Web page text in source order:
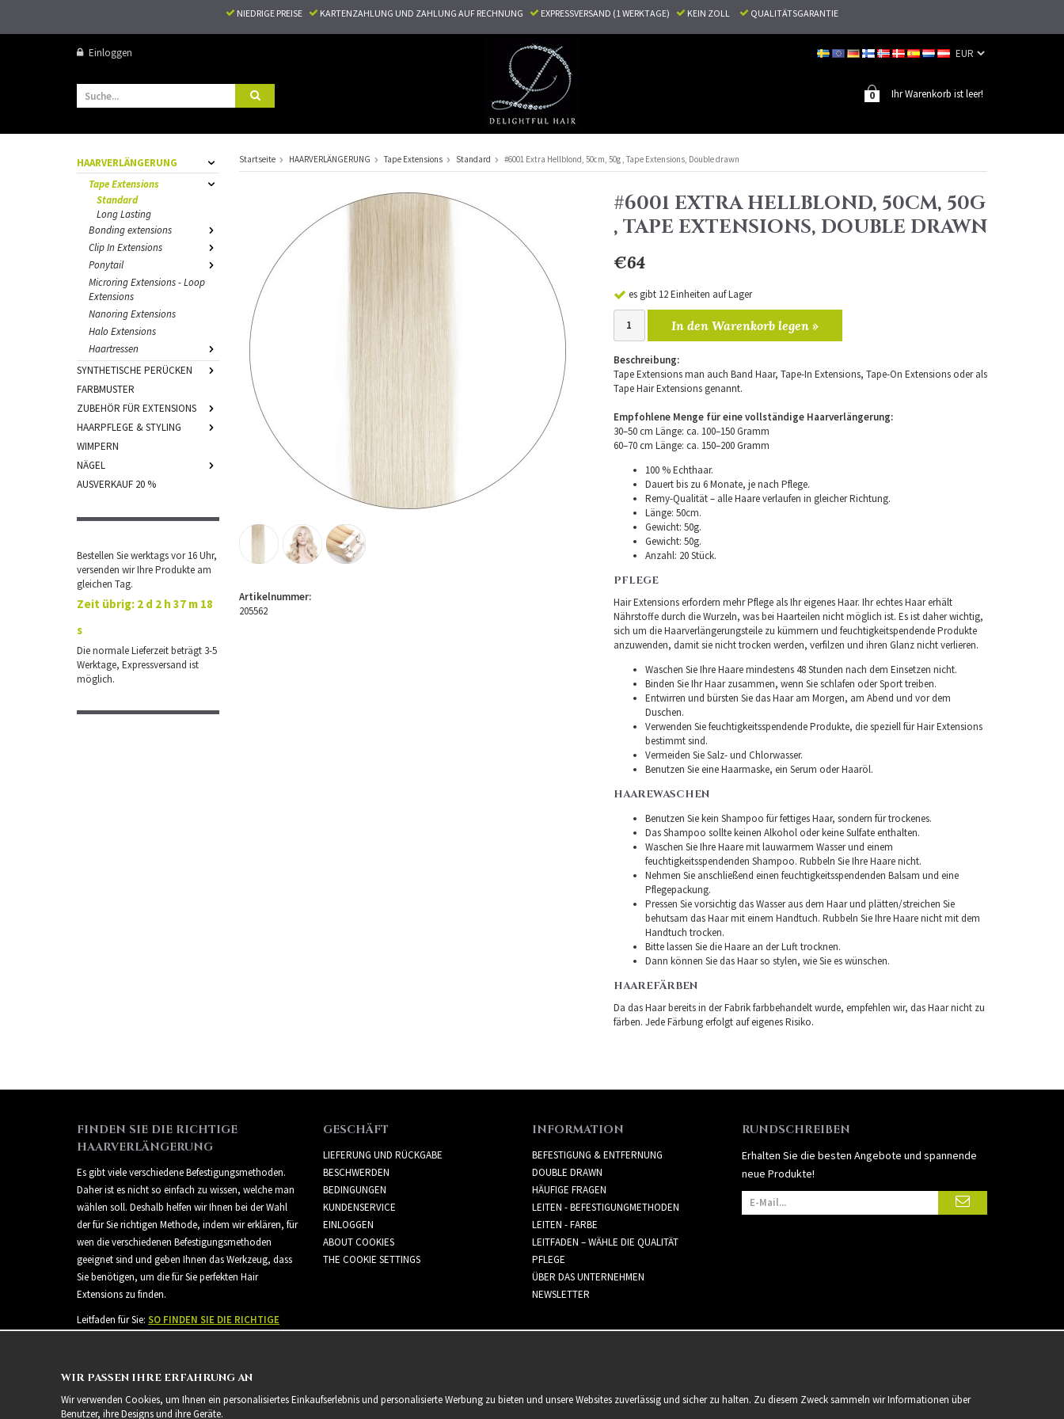
NIEDRIGE PREISE KARTENZAHLUNG UND ZAHLUNG AUF RECHNUNG EXPRESSVERSAND (1 WERKTAGE) KEIN ZOLL QUALITÄTSGARANTIE
Einloggen
Ihr Warenkorb ist leer!
0
HAARVERLÄNGERUNG
Tape Extensions
Standard
Long Lasting
Bonding extensions
Clip In Extensions
Ponytail
Microring Extensions - Loop
Extensions
Nanoring Extensions
Halo Extensions
Haartressen
SYNTHETISCHE PERÜCKEN
FARBMUSTER
ZUBEHÖR FÜR EXTENSIONS
HAARPFLEGE & STYLING
WIMPERN
NÄGEL
AUSVERKAUF 20 %
Bestellen Sie werktags vor 16 Uhr,
versenden wir Ihre Produkte am
gleichen Tag.
Zeit übrig: 2 d 2 h 37 m 17
s
Die normale Lieferzeit beträgt 3-5
Werktage, Expressversand ist
möglich.
Startseite HAARVERLÄNGERUNG Tape Extensions Standard #6001 Extra Hellblond, 50cm, 50g , Tape Extensions, Double drawn
#6001 EXTRA HELLBLOND, 50CM, 50G
, TAPE EXTENSIONS, DOUBLE DRAWN
€64
es gibt 12 Einheiten auf Lager
In den Warenkorb legen »
Beschreibung:
Tape Extensions man auch Band Haar, Tape-In Extensions, Tape-On Extensions oder als
Tape Hair Extensions genannt.
Empfohlene Menge für eine vollständige Haarverlängerung:
30–50 cm Länge: ca. 100–150 Gramm
60–70 cm Länge: ca. 150–200 Gramm
100 % Echthaar.
Dauert bis zu 6 Monate, je nach Pflege.
Remy-Qualität – alle Haare verlaufen in gleicher Richtung.
Länge: 50cm.
Gewicht: 50g.
Gewicht: 50g.
Anzahl: 20 Stück.
PFLEGE
Hair Extensions erfordern mehr Pflege als Ihr eigenes Haar. Ihr echtes Haar erhält
Nährstoffe durch die Wurzeln, was bei Haarteilen nicht möglich ist. Es ist daher wichtig,
sich um die Haarverlängerungsteile zu kümmern und feuchtigkeitspendende Produkte
anzuwenden, damit sie nicht trocken werden, verfilzen und ihren Glanz nicht verlieren.
Waschen Sie Ihre Haare mindestens 48 Stunden nach dem Einsetzen nicht.
Binden Sie Ihr Haar zusammen, wenn Sie schlafen oder Sport treiben.
Entwirren und bürsten Sie das Haar am Morgen, am Abend und vor dem
Duschen.
Verwenden Sie feuchtigkeitsspendende Produkte, die speziell für Hair Extensions
bestimmt sind.
Vermeiden Sie Salz- und Chlorwasser.
Benutzen Sie eine Haarmaske, ein Serum oder Haaröl.
HAAREWASCHEN
Benutzen Sie kein Shampoo für fettiges Haar, sondern für trockenes.
Das Shampoo sollte keinen Alkohol oder keine Sulfate enthalten.
Waschen Sie Ihre Haare mit lauwarmem Wasser und einem
feuchtigkeitsspendenden Shampoo. Rubbeln Sie Ihre Haare nicht.
Nehmen Sie anschließend einen feuchtigkeitsspendenden Balsam und eine
Pflegepackung.
Pressen Sie vorsichtig das Wasser aus dem Haar und plätten/streichen Sie
behutsam das Haar mit einem Handtuch. Rubbeln Sie Ihre Haare nicht mit dem
Handtuch trocken.
Bitte lassen Sie die Haare an der Luft trocknen.
Dann können Sie das Haar so stylen, wie Sie es wünschen.
HAAREFÄRBEN
Da das Haar bereits in der Fabrik farbbehandelt wurde, empfehlen wir, das Haar nicht zu
färben. Jede Färbung erfolgt auf eigenes Risiko.
Artikelnummer:
205562
FINDEN SIE DIE RICHTIGE
HAARVERLÄNGERUNG
Es gibt viele verschiedene Befestigungsmethoden.
Daher ist es nicht so einfach zu wissen, welche man
wählen soll. Deshalb helfen wir Ihnen bei der Wahl
der für Sie richtigen Methode, indem wir erklären, für
wen die verschiedenen Befestigungsmethoden
geeignet sind und geben Ihnen das Werkzeug, dass
Sie benötigen, um die für Sie perfekten Hair
Extensions zu finden.
Leitfaden für Sie: SO FINDEN SIE DIE RICHTIGE
GESCHÄFT
LIEFERUNG UND RÜCKGABE
BESCHWERDEN
BEDINGUNGEN
KUNDENSERVICE
EINLOGGEN
ABOUT COOKIES
THE COOKIE SETTINGS
INFORMATION
BEFESTIGUNG & ENTFERNUNG
DOUBLE DRAWN
HÄUFIGE FRAGEN
LEITEN - BEFESTIGUNGMETHODEN
LEITEN - FARBE
LEITFADEN – WÄHLE DIE QUALITÄT
PFLEGE
ÜBER DAS UNTERNEHMEN
NEWSLETTER
RUNDSCHREIBEN
Erhalten Sie die besten Angebote und spannende
neue Produkte!
WIR PASSEN IHRE ERFAHRUNG AN
Wir verwenden Cookies, um Ihnen ein personalisiertes Einkaufserlebnis und personalisierte Werbung zu bieten und unsere Websites zuverlässig und sicher zu halten. Zu diesem Zweck sammeln wir Informationen über
Benutzer, ihre Designs und ihre Geräte.